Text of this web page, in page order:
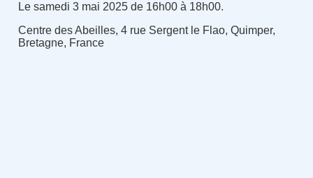
Le samedi 3 mai 2025 de 16h00 à 18h00.
Centre des Abeilles, 4 rue Sergent le Flao, Quimper,
Bretagne, France